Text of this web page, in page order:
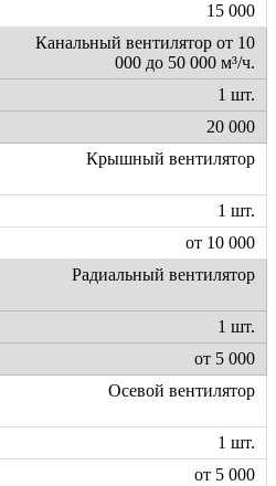
15 000
Канальный вентилятор от 10
000 до 50 000 м³/ч.
1 шт.
20 000
Крышный вентилятор
1 шт.
от 10 000
Радиальный вентилятор
1 шт.
от 5 000
Осевой вентилятор
1 шт.
от 5 000